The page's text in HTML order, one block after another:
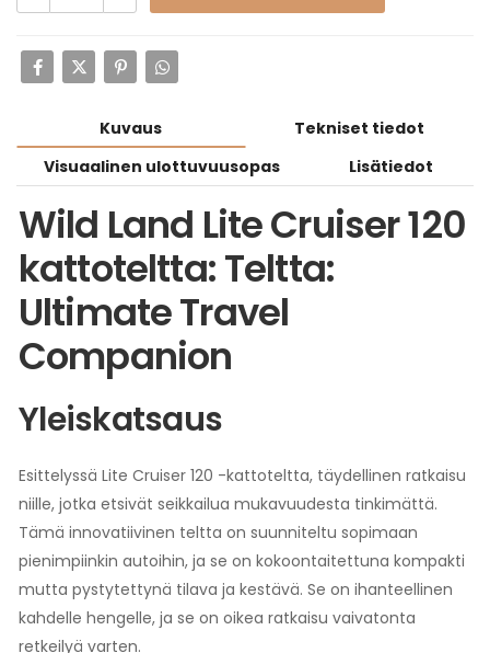
Kuvaus
Tekniset tiedot
Visuaalinen ulottuvuusopas
Lisätiedot
Wild Land Lite Cruiser 120
kattoteltta: Teltta:
Ultimate Travel
Companion
Yleiskatsaus
Esittelyssä Lite Cruiser 120 -kattoteltta, täydellinen ratkaisu
niille, jotka etsivät seikkailua mukavuudesta tinkimättä.
Tämä innovatiivinen teltta on suunniteltu sopimaan
pienimpiinkin autoihin, ja se on kokoontaitettuna kompakti
mutta pystytettynä tilava ja kestävä. Se on ihanteellinen
kahdelle hengelle, ja se on oikea ratkaisu vaivatonta
retkeilyä varten.